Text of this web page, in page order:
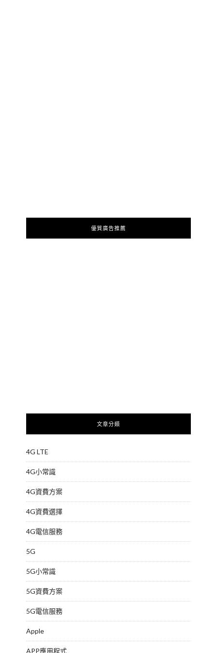
優質廣告推薦
文章分類
4G LTE
4G小常識
4G資費方案
4G資費選擇
4G電信服務
5G
5G小常識
5G資費方案
5G電信服務
Apple
APP應用程式